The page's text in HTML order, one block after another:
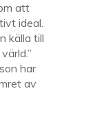
att
ideal.
källa till
har
av